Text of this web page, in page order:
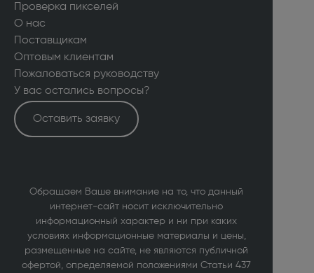
Проверка пикселей
О нас
Поставщикам
Оптовым клиентам
Пожаловаться руководству
У вас остались вопросы?
Оставить заявку
Обращаем Ваше внимание на то, что данный
интернет-сайт носит исключительно
информационный характер и ни при каких
условиях информационные материалы и цены,
размещенные на сайте, не являются публичной
офертой, определяемой положениями Статьи 437